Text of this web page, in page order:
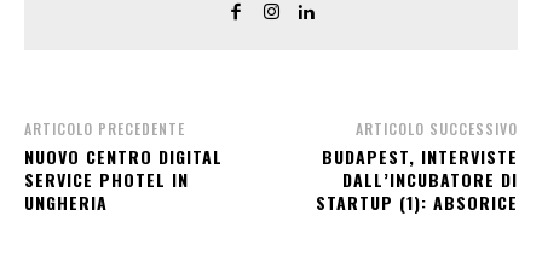
ARTICOLO PRECEDENTE
NUOVO CENTRO DIGITAL
SERVICE PHOTEL IN
UNGHERIA
ARTICOLO SUCCESSIVO
BUDAPEST, INTERVISTE
DALL’INCUBATORE DI
STARTUP (1): ABSORICE